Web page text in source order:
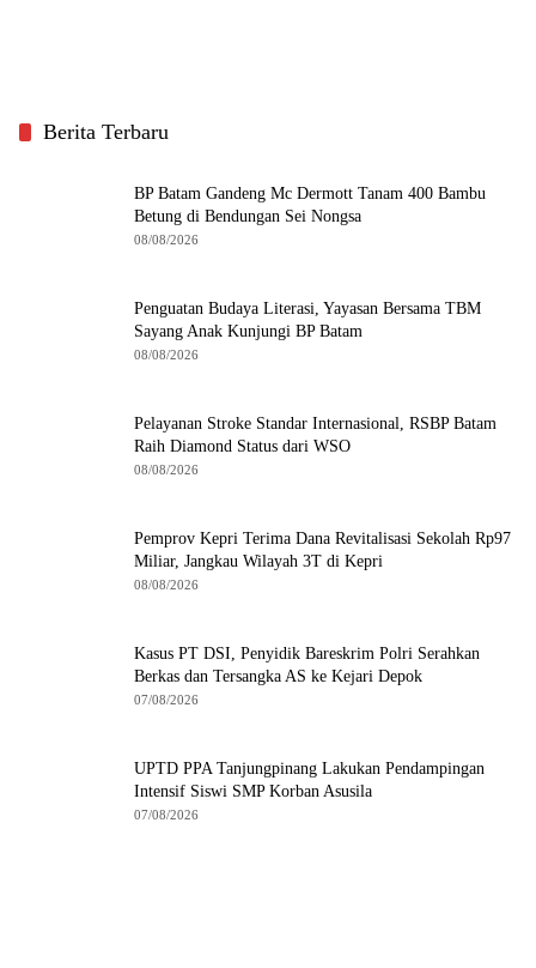
Berita Terbaru
BP Batam Gandeng Mc Dermott Tanam 400 Bambu
Betung di Bendungan Sei Nongsa
08/08/2026
Penguatan Budaya Literasi, Yayasan Bersama TBM
Sayang Anak Kunjungi BP Batam
08/08/2026
Pelayanan Stroke Standar Internasional, RSBP Batam
Raih Diamond Status dari WSO
08/08/2026
Pemprov Kepri Terima Dana Revitalisasi Sekolah Rp97
Miliar, Jangkau Wilayah 3T di Kepri
08/08/2026
Kasus PT DSI, Penyidik Bareskrim Polri Serahkan
Berkas dan Tersangka AS ke Kejari Depok
07/08/2026
UPTD PPA Tanjungpinang Lakukan Pendampingan
Intensif Siswi SMP Korban Asusila
07/08/2026